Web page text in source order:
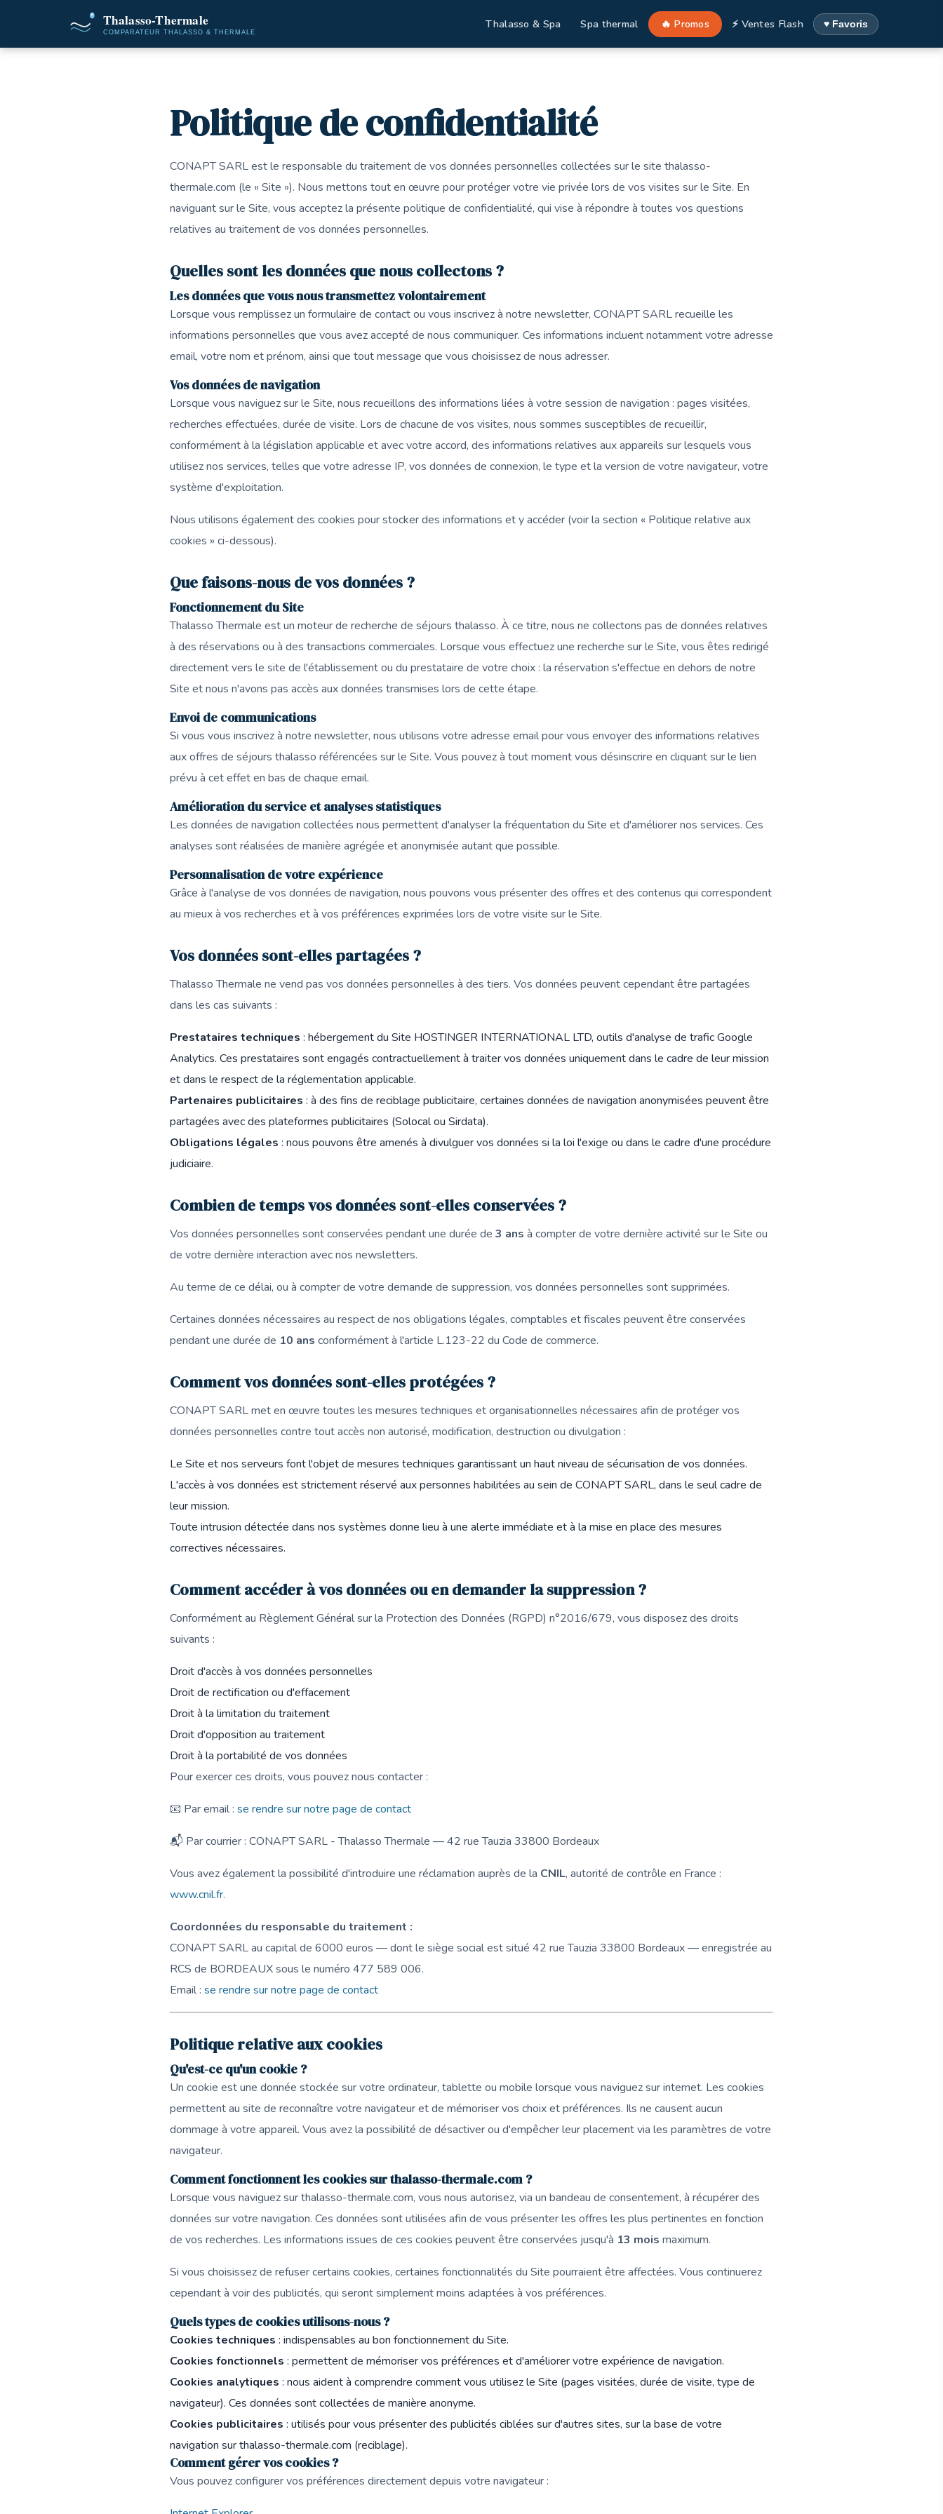
Thalasso & Spa Spa thermal 🔥 Promos ⚡ Ventes Flash ♥ Favoris
Politique de confidentialité
CONAPT SARL est le responsable du traitement de vos données personnelles collectées sur le site thalasso-
thermale.com (le « Site »). Nous mettons tout en œuvre pour protéger votre vie privée lors de vos visites sur le Site. En
naviguant sur le Site, vous acceptez la présente politique de confidentialité, qui vise à répondre à toutes vos questions
relatives au traitement de vos données personnelles.
Quelles sont les données que nous collectons ?
Les données que vous nous transmettez volontairement
Lorsque vous remplissez un formulaire de contact ou vous inscrivez à notre newsletter, CONAPT SARL recueille les
informations personnelles que vous avez accepté de nous communiquer. Ces informations incluent notamment votre adresse
email, votre nom et prénom, ainsi que tout message que vous choisissez de nous adresser.
Vos données de navigation
Lorsque vous naviguez sur le Site, nous recueillons des informations liées à votre session de navigation : pages visitées,
recherches effectuées, durée de visite. Lors de chacune de vos visites, nous sommes susceptibles de recueillir,
conformément à la législation applicable et avec votre accord, des informations relatives aux appareils sur lesquels vous
utilisez nos services, telles que votre adresse IP, vos données de connexion, le type et la version de votre navigateur, votre
système d'exploitation.
Nous utilisons également des cookies pour stocker des informations et y accéder (voir la section « Politique relative aux
cookies » ci-dessous).
Que faisons-nous de vos données ?
Fonctionnement du Site
Thalasso Thermale est un moteur de recherche de séjours thalasso. À ce titre, nous ne collectons pas de données relatives
à des réservations ou à des transactions commerciales. Lorsque vous effectuez une recherche sur le Site, vous êtes redirigé
directement vers le site de l'établissement ou du prestataire de votre choix : la réservation s'effectue en dehors de notre
Site et nous n'avons pas accès aux données transmises lors de cette étape.
Envoi de communications
Si vous vous inscrivez à notre newsletter, nous utilisons votre adresse email pour vous envoyer des informations relatives
aux offres de séjours thalasso référencées sur le Site. Vous pouvez à tout moment vous désinscrire en cliquant sur le lien
prévu à cet effet en bas de chaque email.
Amélioration du service et analyses statistiques
Les données de navigation collectées nous permettent d'analyser la fréquentation du Site et d'améliorer nos services. Ces
analyses sont réalisées de manière agrégée et anonymisée autant que possible.
Personnalisation de votre expérience
Grâce à l'analyse de vos données de navigation, nous pouvons vous présenter des offres et des contenus qui correspondent
au mieux à vos recherches et à vos préférences exprimées lors de votre visite sur le Site.
Vos données sont-elles partagées ?
Thalasso Thermale ne vend pas vos données personnelles à des tiers. Vos données peuvent cependant être partagées
dans les cas suivants :
Prestataires techniques : hébergement du Site HOSTINGER INTERNATIONAL LTD, outils d'analyse de trafic Google
Analytics. Ces prestataires sont engagés contractuellement à traiter vos données uniquement dans le cadre de leur mission
et dans le respect de la réglementation applicable.
Partenaires publicitaires : à des fins de reciblage publicitaire, certaines données de navigation anonymisées peuvent être
partagées avec des plateformes publicitaires (Solocal ou Sirdata).
Obligations légales : nous pouvons être amenés à divulguer vos données si la loi l'exige ou dans le cadre d'une procédure
judiciaire.
Combien de temps vos données sont-elles conservées ?
Vos données personnelles sont conservées pendant une durée de 3 ans à compter de votre dernière activité sur le Site ou
de votre dernière interaction avec nos newsletters.
Au terme de ce délai, ou à compter de votre demande de suppression, vos données personnelles sont supprimées.
Certaines données nécessaires au respect de nos obligations légales, comptables et fiscales peuvent être conservées
pendant une durée de 10 ans conformément à l'article L.123-22 du Code de commerce.
Comment vos données sont-elles protégées ?
CONAPT SARL met en œuvre toutes les mesures techniques et organisationnelles nécessaires afin de protéger vos
données personnelles contre tout accès non autorisé, modification, destruction ou divulgation :
Le Site et nos serveurs font l'objet de mesures techniques garantissant un haut niveau de sécurisation de vos données.
L'accès à vos données est strictement réservé aux personnes habilitées au sein de CONAPT SARL, dans le seul cadre de
leur mission.
Toute intrusion détectée dans nos systèmes donne lieu à une alerte immédiate et à la mise en place des mesures
correctives nécessaires.
Comment accéder à vos données ou en demander la suppression ?
Conformément au Règlement Général sur la Protection des Données (RGPD) n°2016/679, vous disposez des droits
suivants :
Droit d'accès à vos données personnelles
Droit de rectification ou d'effacement
Droit à la limitation du traitement
Droit d'opposition au traitement
Droit à la portabilité de vos données
Pour exercer ces droits, vous pouvez nous contacter :
📧 Par email : se rendre sur notre page de contact
📬 Par courrier : CONAPT SARL - Thalasso Thermale — 42 rue Tauzia 33800 Bordeaux
Vous avez également la possibilité d'introduire une réclamation auprès de la CNIL, autorité de contrôle en France :
www.cnil.fr.
Coordonnées du responsable du traitement :
CONAPT SARL au capital de 6000 euros — dont le siège social est situé 42 rue Tauzia 33800 Bordeaux — enregistrée au
RCS de BORDEAUX sous le numéro 477 589 006.
Email : se rendre sur notre page de contact
Politique relative aux cookies
Qu'est-ce qu'un cookie ?
Un cookie est une donnée stockée sur votre ordinateur, tablette ou mobile lorsque vous naviguez sur internet. Les cookies
permettent au site de reconnaître votre navigateur et de mémoriser vos choix et préférences. Ils ne causent aucun
dommage à votre appareil. Vous avez la possibilité de désactiver ou d'empêcher leur placement via les paramètres de votre
navigateur.
Comment fonctionnent les cookies sur thalasso-thermale.com ?
Lorsque vous naviguez sur thalasso-thermale.com, vous nous autorisez, via un bandeau de consentement, à récupérer des
données sur votre navigation. Ces données sont utilisées afin de vous présenter les offres les plus pertinentes en fonction
de vos recherches. Les informations issues de ces cookies peuvent être conservées jusqu'à 13 mois maximum.
Si vous choisissez de refuser certains cookies, certaines fonctionnalités du Site pourraient être affectées. Vous continuerez
cependant à voir des publicités, qui seront simplement moins adaptées à vos préférences.
Quels types de cookies utilisons-nous ?
Cookies techniques : indispensables au bon fonctionnement du Site.
Cookies fonctionnels : permettent de mémoriser vos préférences et d'améliorer votre expérience de navigation.
Cookies analytiques : nous aident à comprendre comment vous utilisez le Site (pages visitées, durée de visite, type de
navigateur). Ces données sont collectées de manière anonyme.
Cookies publicitaires : utilisés pour vous présenter des publicités ciblées sur d'autres sites, sur la base de votre
navigation sur thalasso-thermale.com (reciblage).
Comment gérer vos cookies ?
Vous pouvez configurer vos préférences directement depuis votre navigateur :